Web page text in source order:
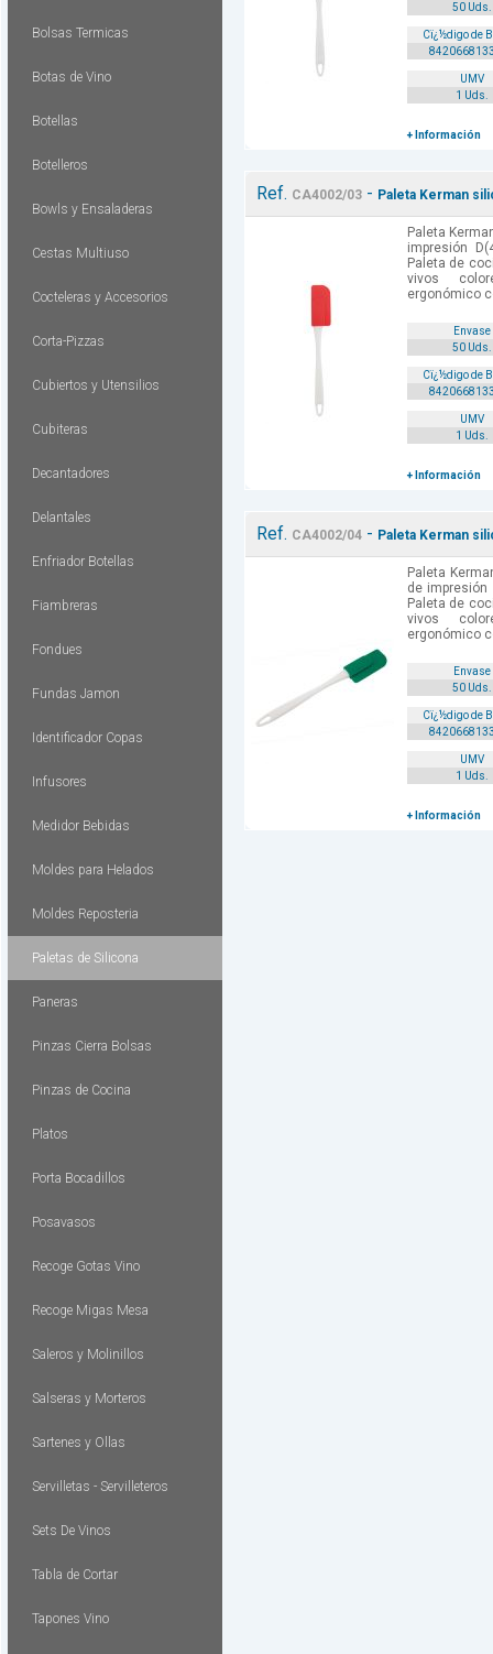
Bolsas Termicas
Botas de Vino
Botellas
Botelleros
Bowls y Ensaladeras
Cestas Multiuso
Cocteleras y Accesorios
Corta-Pizzas
Cubiertos y Utensilios
Cubiteras
Decantadores
Delantales
Enfriador Botellas
Fiambreras
Fondues
Fundas Jamon
Identificador Copas
Infusores
Medidor Bebidas
Moldes para Helados
Moldes Reposteria
Paletas de Silicona
Paneras
Pinzas Cierra Bolsas
Pinzas de Cocina
Platos
Porta Bocadillos
Posavasos
Recoge Gotas Vino
Recoge Migas Mesa
Saleros y Molinillos
Salseras y Morteros
Sartenes y Ollas
Servilletas - Servilleteros
Sets De Vinos
Tabla de Cortar
Tapones Vino
50 Uds.
Cï¿½digo de
UMV
1 Uds.
+ Información
Ref. CA4002/03 - Paleta Kerman
Paleta
impresión
Paleta de
vivos
ergonómico
Envase
50 Uds.
Cï¿½digo de
UMV
1 Uds.
+ Información
Ref. CA4002/04 - Paleta Kerman
Paleta
de
Paleta de
vivos
ergonómico
Envase
50 Uds.
Cï¿½digo de
UMV
1 Uds.
+ Información